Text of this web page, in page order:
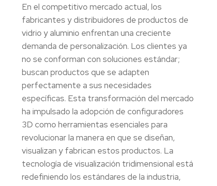
En el competitivo mercado actual, los
fabricantes y distribuidores de productos de
vidrio y aluminio enfrentan una creciente
demanda de personalización. Los clientes ya
no se conforman con soluciones estándar;
buscan productos que se adapten
perfectamente a sus necesidades
específicas. Esta transformación del mercado
ha impulsado la adopción de configuradores
3D como herramientas esenciales para
revolucionar la manera en que se diseñan,
visualizan y fabrican estos productos. La
tecnología de visualización tridimensional está
redefiniendo los estándares de la industria,